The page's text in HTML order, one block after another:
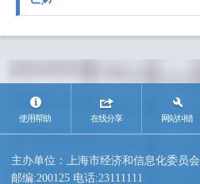
使用帮助 在线分享 网站纠错
主办单位：上海市经济和信息化委员会
邮编:200125 电话:23111111